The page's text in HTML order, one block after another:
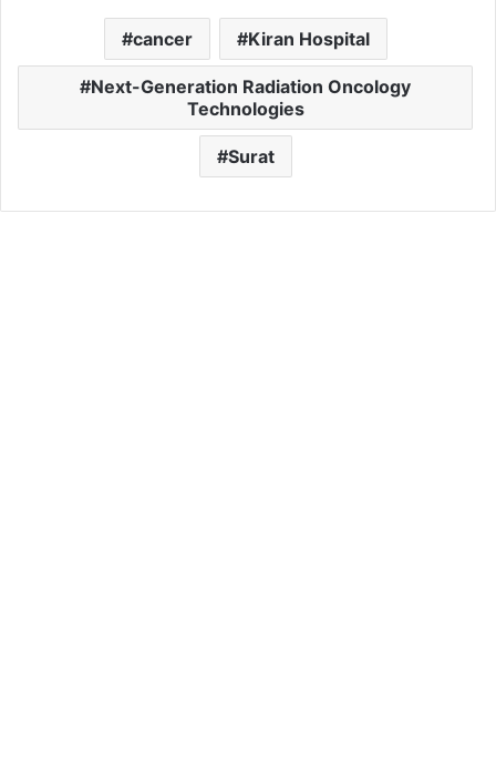
cancer Kiran Hospital
Next-Generation Radiation Oncology
Technologies
Surat